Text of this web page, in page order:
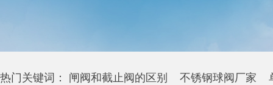
热门关键词： 闸阀和截止阀的区别 不锈钢球阀厂家